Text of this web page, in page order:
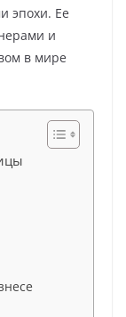
эпохи. Ее
и
в мире